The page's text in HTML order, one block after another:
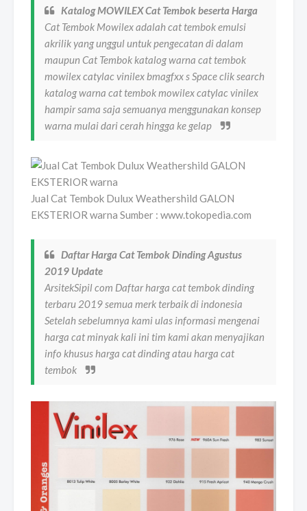
Katalog MOWILEX Cat Tembok beserta Harga
Cat Tembok Mowilex adalah cat tembok emulsi
akrilik yang unggul untuk pengecatan di dalam
maupun Cat Tembok katalog warna cat tembok
mowilex catylac vinilex bmagfxx s Space clik search
katalog warna cat tembok mowilex catylac vinilex
hampir sama saja semuanya menggunakan konsep
warna mulai dari cerah hingga ke gelap
Jual Cat Tembok Dulux Weathershild GALON
EKSTERIOR warna Sumber : www.tokopedia.com
Daftar Harga Cat Tembok Dinding Agustus
2019 Update
ArsitekSipil com Daftar harga cat tembok dinding
terbaru 2019 semua merk terbaik di indonesia
Setelah sebelumnya kami ulas informasi mengenai
harga cat minyak kali ini tim kami akan menyajikan
info khusus harga cat dinding atau harga cat
tembok